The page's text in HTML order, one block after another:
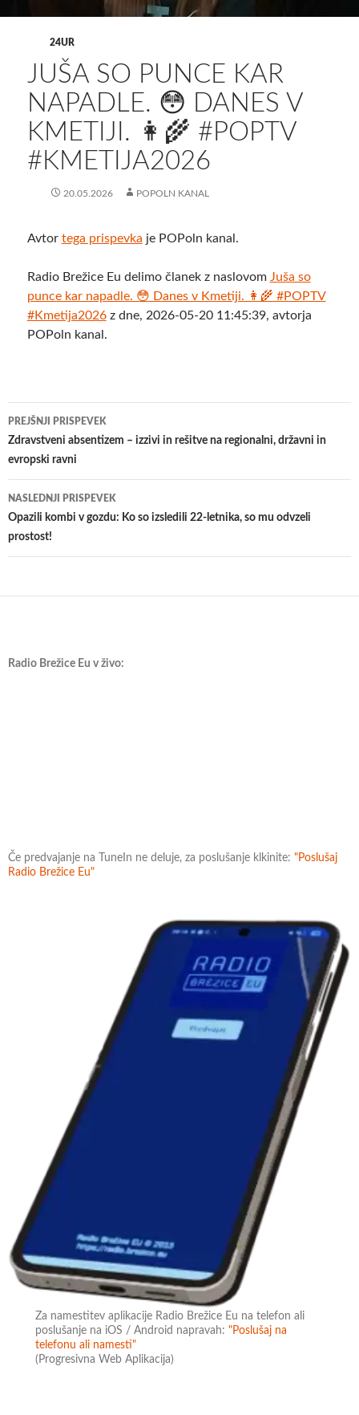
24UR
JUŠA SO PUNCE KAR
NAPADLE. 😳 DANES V
KMETIJI. 👩‍🌾 #POPTV
#KMETIJA2026
20.05.2026 POPOLN KANAL
Avtor tega prispevka je POPoln kanal.
Radio Brežice Eu delimo članek z naslovom Juša so
punce kar napadle. 😳 Danes v Kmetiji. 👩‍🌾 #POPTV
#Kmetija2026z dne, 2026-05-20 11:45:39, avtorja
POPoln kanal.
Krmarjenje
po
prispevkih
PREJŠNJI PRISPEVEK
Zdravstveni absentizem – izzivi in rešitve na regionalni, državni in
evropski ravni
NASLEDNJI PRISPEVEK
Opazili kombi v gozdu: Ko so izsledili 22-letnika, so mu odvzeli
prostost!
Radio Brežice Eu v živo:
Če predvajanje na TuneIn ne deluje, za poslušanje klkinite: "Poslušaj
Radio Brežice Eu"
Za namestitev aplikacije Radio Brežice Eu na telefon ali
poslušanje na iOS / Android napravah:"Poslušaj na
telefonu ali namesti"
(Progresivna Web Aplikacija)